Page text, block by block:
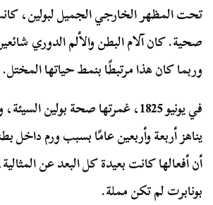
تحت المظهر الخارجي الجميل لبولين،
صحية. كان آلام البطن والألم الدوري
وربما كان هذا مرتبطًا بنمط حياتها المختل.
في يونيو 1825، غمرتها صحة بولين
يناهز أربعة وأربعين عامًا بسبب ورم داخل
أن أفعالها كانت بعيدة كل البعد عن
بونابرت لم تكن مملة.